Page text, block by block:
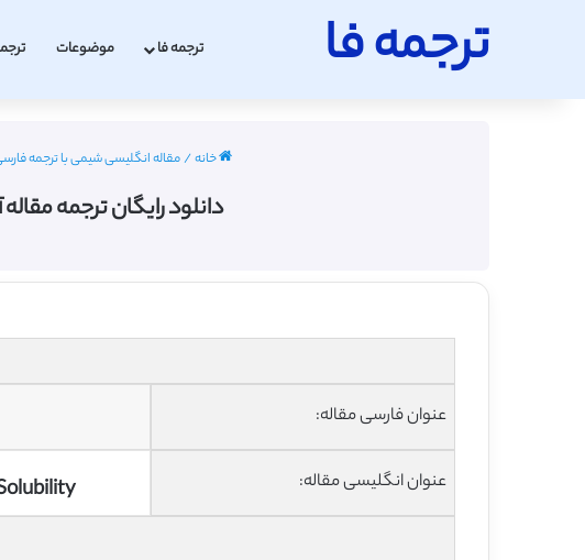
ترجمه فا ترجمه فا موضوعات
خانه/مقاله انگلیسی شیمی با ترجمه فارسی 2022 -
دانلود رایگان ترجمه مقاله
عنوان فارسی مقاله:
عنوان انگلیسی مقاله: